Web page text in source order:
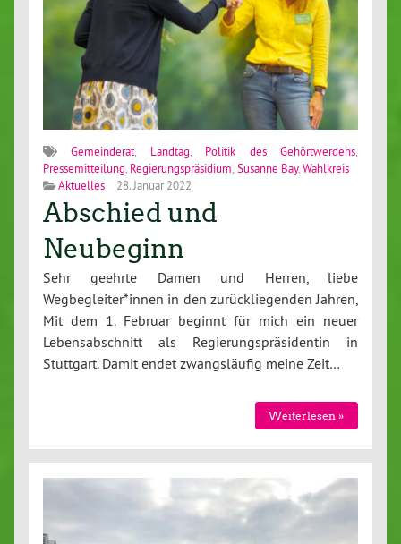
Gemeinderat Landtag Politik des Gehörtwerdens
Pressemitteilung Regierungspräsidium Susanne Bay, Wahlkreis
Aktuelles
28. Januar 2022
Abschied und
Neubeginn
Sehr geehrte Damen und Herren, liebe
Wegbegleiter*innen in den zurückliegenden Jahren,
Mit dem 1. Februar beginnt für mich ein neuer
Lebensabschnitt als Regierungspräsidentin in
Stuttgart. Damit endet zwangsläufig meine Zeit…
Weiterlesen »